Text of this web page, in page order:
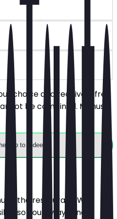
choice and receive a free
be combined. Menus
app to redeem
of the restaurant. We
so you always know